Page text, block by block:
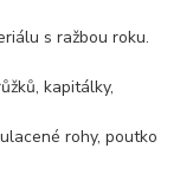
s ražbou roku.
kapitálky,
rohy, poutko